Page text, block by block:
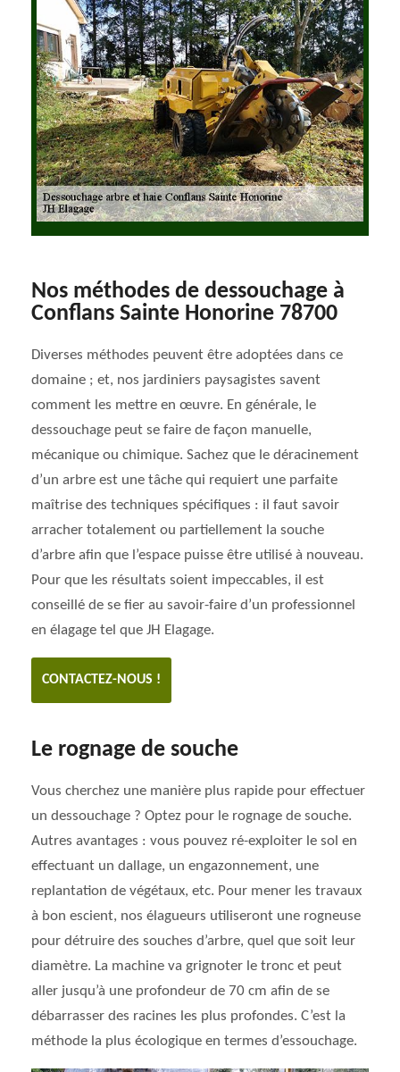
Nos méthodes de dessouchage à
Conflans Sainte Honorine 78700
Diverses méthodes peuvent être adoptées dans ce
domaine ; et, nos jardiniers paysagistes savent
comment les mettre en œuvre. En générale, le
dessouchage peut se faire de façon manuelle,
mécanique ou chimique. Sachez que le déracinement
d’un arbre est une tâche qui requiert une parfaite
maîtrise des techniques spécifiques : il faut savoir
arracher totalement ou partiellement la souche
d’arbre afin que l’espace puisse être utilisé à nouveau.
Pour que les résultats soient impeccables, il est
conseillé de se fier au savoir-faire d’un professionnel
en élagage tel que JH Elagage.
CONTACTEZ-NOUS !
Le rognage de souche
Vous cherchez une manière plus rapide pour effectuer
un dessouchage ? Optez pour le rognage de souche.
Autres avantages : vous pouvez ré-exploiter le sol en
effectuant un dallage, un engazonnement, une
replantation de végétaux, etc. Pour mener les travaux
à bon escient, nos élagueurs utiliseront une rogneuse
pour détruire des souches d’arbre, quel que soit leur
diamètre. La machine va grignoter le tronc et peut
aller jusqu’à une profondeur de 70 cm afin de se
débarrasser des racines les plus profondes. C’est la
méthode la plus écologique en termes d’essouchage.